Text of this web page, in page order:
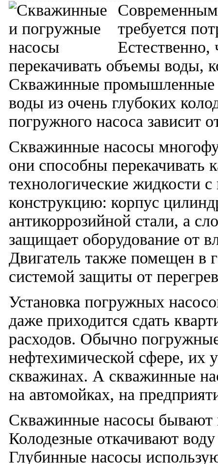
требуется
перекачивать объемы воды,
Скважинные промышленные
воды из очень глубоких
погружного насоса зависит
Скважинные насосы
они способны перекачивать
технологические жидкости
конструкцию: корпус
антикоррозийной стали, а
защищает оборудование от
Двигатель также помещен в
системой защиты от
Установка погружных
даже приходится сдать
расходов. Обычно
нефтехимической сфере, их
скважинах. А скважинные
на автомойках, на
Скважинные насосы
Колодезные откачивают
Глубинные насосы